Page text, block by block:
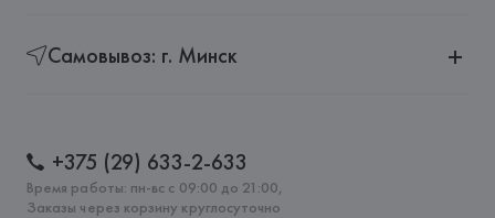
Самовывоз: г. Минск
+375 (29) 633-2-633
Время работы: пн-вс с 09:00 до 21:00,
Заказы через корзину круглосуточно